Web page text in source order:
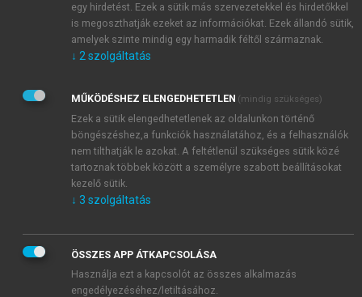
Kérek értesítést a MeRSZ újdonságairól, akcióiról.
Kérek értesítést az Akadémiai Kiadó Zrt. újdonságairól,
Adatkezelési tájékoztatóbanfoglaltakat tudomásul
veszem és elfogadom.
Általános vásárlási feltételeket, valamint a szotar.netés a
mersz.huoldalak licencszerződéseiben foglaltakat
tudomásul veszem és elfogadom.
KIPRÓBÁLOM
egy hirdetést. Ezek a sütik más szervezetekkel és hirdetőkkel
is megoszthatják ezeket az információkat. Ezek állandó sütik,
amelyek szinte mindig egy harmadik féltől származnak.
↓ 2 szolgáltatás
MŰKÖDÉSHEZ ELENGEDHETETLEN (mindig szükséges)
Ezek a sütik elengedhetetlenek az oldalunkon történő
böngészéshez,a funkciók használatához, és a felhasználók
nem tilthatják le azokat. A feltétlenül szükséges sütik közé
tartoznak többek között a személyre szabott beállításokat
kezelő sütik.
↓ 3 szolgáltatás
ÖSSZES APP ÁTKAPCSOLÁSA
Használja ezt a kapcsolót az összes alkalmazás
engedélyezéséhez/letiltásához.